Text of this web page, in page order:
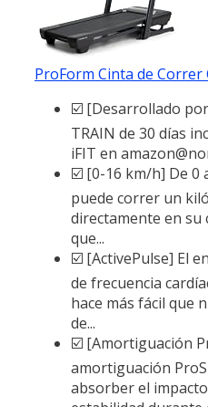
ProForm Cinta de Correr
☑️ [Desarrollado
TRAIN de 30 días
iFIT en
☑️ [0-16 km/h] De 0
puede correr un
directamente en su
que...
☑️ [ActivePulse] El
de frecuencia
hace más fácil que
de...
☑️ [Amortiguación
amortiguación
absorber el